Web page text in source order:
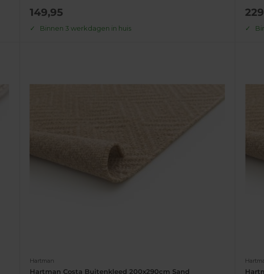
Actie
prijs
149,95
Binnen 3 werkdagen in huis
Hartman
Hartman Costa Buitenkleed 200x290cm Sand